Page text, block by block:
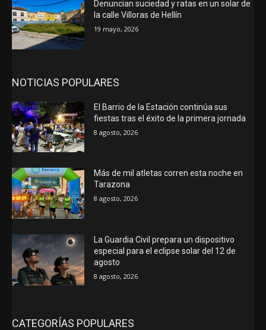
Denuncian suciedad y ratas en un solar de
la calle Villoras de Hellín
19 mayo, 2026
NOTICIAS POPULARES
El Barrio de la Estación continúa sus
fiestas tras el éxito de la primera jornada
8 agosto, 2026
Más de mil atletas corren esta noche en
Tarazona
8 agosto, 2026
La Guardia Civil prepara un dispositivo
especial para el eclipse solar del 12 de
agosto
8 agosto, 2026
CATEGORÍAS POPULARES